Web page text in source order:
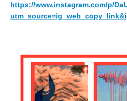
https://www.instagram.com/p/